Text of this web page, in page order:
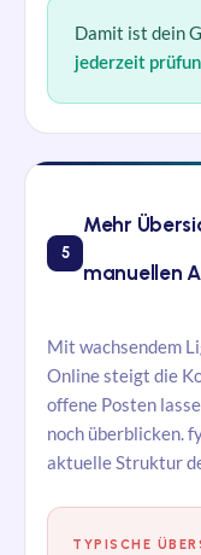
Damit ist dein
jederzeit
5
Mehr
manuellen
Mit wachsendem
Online steigt die
offene Posten
noch überblicken.
aktuelle Struktur
TYPISCHE